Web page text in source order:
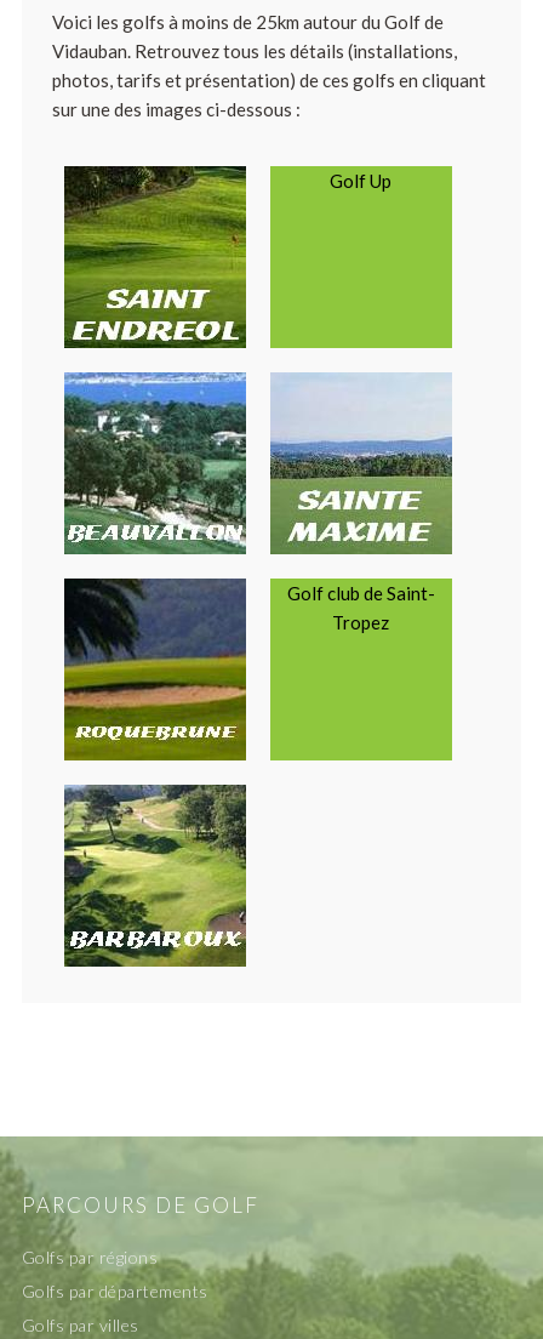
Voici les golfs à moins de 25km autour du Golf de
Vidauban. Retrouvez tous les détails (installations,
photos, tarifs et présentation) de ces golfs en cliquant
sur une des images ci-dessous :
Golf Up
Golf club de Saint-
Tropez
PARCOURS DE GOLF
Golfs par régions
Golfs par départements
Golfs par villes